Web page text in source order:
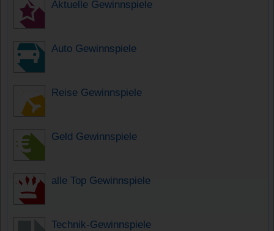
Aktuelle Gewinnspiele
Auto Gewinnspiele
Reise Gewinnspiele
Geld Gewinnspiele
alle Top Gewinnspiele
Technik-Gewinnspiele